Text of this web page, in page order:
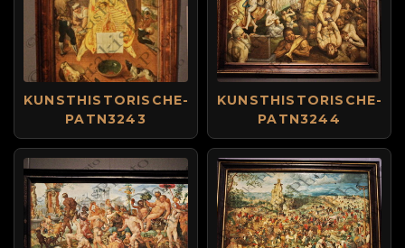
KUNSTHISTORISCHE-
PATN3243
KUNSTHISTORISCHE-
PATN3244